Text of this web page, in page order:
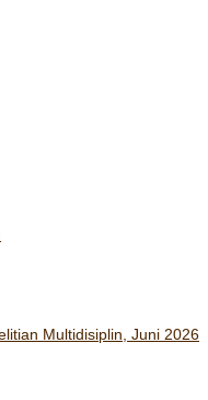
Multidisiplin, Juni 2026